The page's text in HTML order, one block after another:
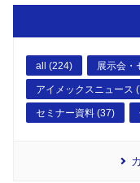
all (224) 展示会・
アイメックスニュース
セミナー資料 (37)